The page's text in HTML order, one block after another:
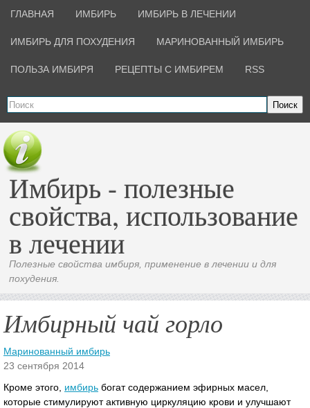
ГЛАВНАЯ ИМБИРЬ ИМБИРЬ В ЛЕЧЕНИИ
ИМБИРЬ ДЛЯ ПОХУДЕНИЯ МАРИНОВАННЫЙ ИМБИРЬ
ПОЛЬЗА ИМБИРЯ РЕЦЕПТЫ С ИМБИРЕМ RSS
Поиск
Имбирь - полезные
свойства, использование
в лечении
Полезные свойства имбиря, применение в лечении и для
похудения.
Имбирный чай горло
Маринованный имбирь
23 сентября 2014
Кроме этого, имбирь богат содержанием эфирных масел,
которые стимулируют активную циркуляцию крови и улучшают